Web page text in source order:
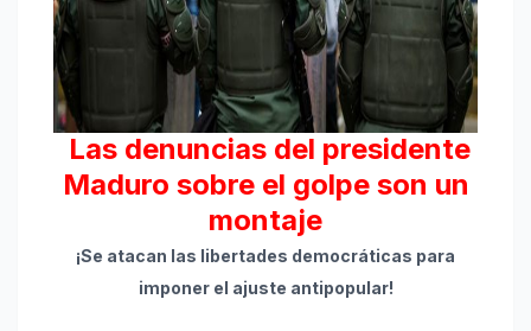
Las denuncias del presidente
Maduro sobre el golpe son un
montaje
¡Se atacan las libertades democráticas para
imponer el ajuste antipopular!